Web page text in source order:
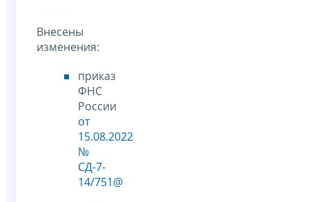
Внесены
изменения:
приказ
ФНС
России
от
15.08.2022
№
СД-7-
14/751@